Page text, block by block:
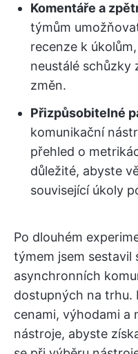
Komentáře a
týmům
recenze k
neustálé schůzky
změn.
Přizpůsobitelné
komunikační
přehled o
důležité, abyste
související úkoly
Po dlouhém
týmem jsem sestavil
asynchronních
dostupných na trhu.
cenami, výhodami a
nástroje, abyste